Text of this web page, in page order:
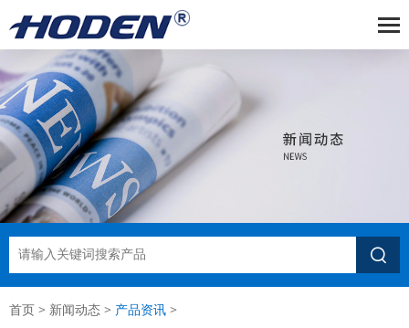

首页 > 新闻动态 > 产品资讯 >